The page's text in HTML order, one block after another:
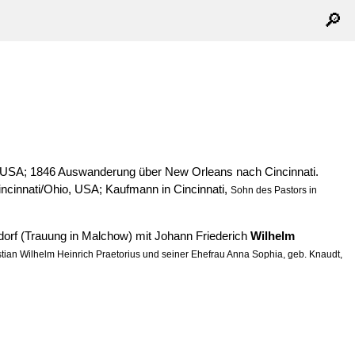
🔎
1846 Auswanderung über New Orleans nach Cincinnati.
Ohio, USA; Kaufmann in Cincinnati, Sohn des Pastors in
(Trauung in Malchow) mit Johann Friederich Wilhelm
Wilhelm Heinrich Praetorius und seiner Ehefrau Anna Sophia, geb. Knaudt,